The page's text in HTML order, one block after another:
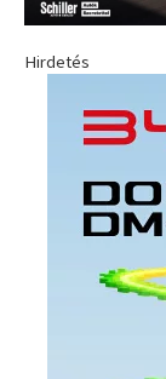
Hirdetés